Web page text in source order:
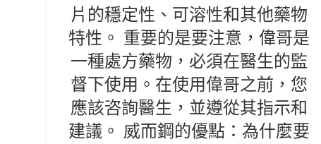
片的穩定性、可溶性和其他藥物
特性。 重要的是要注意，偉哥是
一種處方藥物，必須在醫生的監
督下使用。在使用偉哥之前，您
應該咨詢醫生，並遵從其指示和
建議。 威而鋼的優點：為什麼要